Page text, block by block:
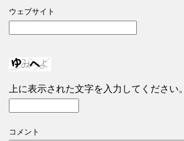
ウェブサイト
上に表示された文字を入力してください。
コメント